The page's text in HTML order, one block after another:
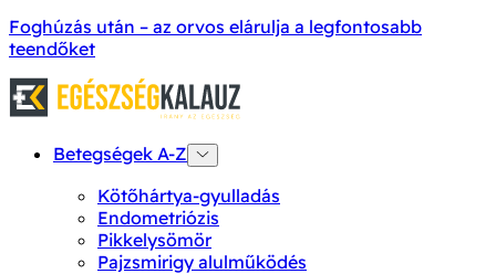
Foghúzás után – az orvos elárulja a legfontosabb
teendőket
Betegségek A-Z
Kötőhártya-gyulladás
Endometriózis
Pikkelysömör
Pajzsmirigy alulműködés